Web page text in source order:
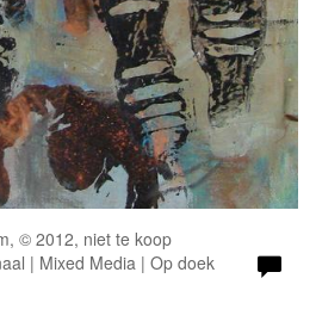
© 2012, niet te koop
| Mixed Media | Op doek